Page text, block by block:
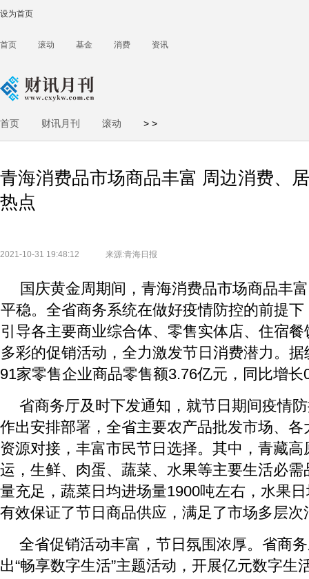
设为首页
首页 滚动 基金 消费 资讯
首页 >
财讯月刊 >
滚动
青海消费品市场商品丰富 周边消费、
热点
2021-10-31 19:48:12 来源:青海日报
国庆黄金周期间，青海消费品市场商品丰
平稳。全省商务系统在做好疫情防控的前提
引导各主要商业综合体、零售实体店、住宿
多彩的促销活动，全力激发节日消费潜力。
91家零售企业商品零售额3.76亿元，同比增长
省商务厅及时下发通知，就节日期间疫情
作出安排部署，全省主要农产品批发市场、
资源对接，丰富市民节日选择。其中，青藏
运，生鲜、肉蛋、蔬菜、水果等主要生活必
量充足，蔬菜日均进场量1900吨左右，水果
有效保证了节日商品供应，满足了市场多层次
全省促销活动丰富，节日氛围浓厚。省商
出“畅享数字生活”主题活动，开展亿元数字生